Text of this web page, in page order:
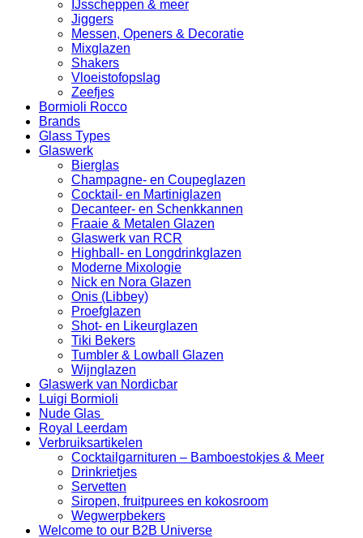
IJsscheppen & meer
Jiggers
Messen, Openers & Decoratie
Mixglazen
Shakers
Vloeistofopslag
Zeefjes
Bormioli Rocco
Brands
Glass Types
Glaswerk
Bierglas
Champagne- en Coupeglazen
Cocktail- en Martiniglazen
Decanteer- en Schenkkannen
Fraaie & Metalen Glazen
Glaswerk van RCR
Highball- en Longdrinkglazen
Moderne Mixologie
Nick en Nora Glazen
Onis (Libbey)
Proefglazen
Shot- en Likeurglazen
Tiki Bekers
Tumbler & Lowball Glazen
Wijnglazen
Glaswerk van Nordicbar
Luigi Bormioli
Nude Glas
Royal Leerdam
Verbruiksartikelen
Cocktailgarnituren – Bamboestokjes & Meer
Drinkrietjes
Servetten
Siropen, fruitpurees en kokosroom
Wegwerpbekers
Welcome to our B2B Universe